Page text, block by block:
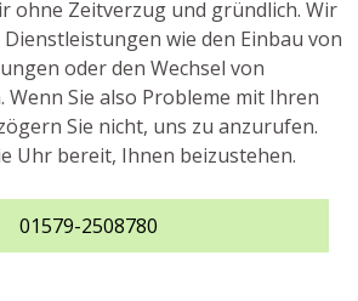
ohne Zeitverzug und gründlich. Wir
wie den Einbau von
oder den Wechsel von
Wenn Sie also Probleme mit Ihren
Sie nicht, uns zu anzurufen.
Uhr bereit, Ihnen beizustehen.
01579-2508780